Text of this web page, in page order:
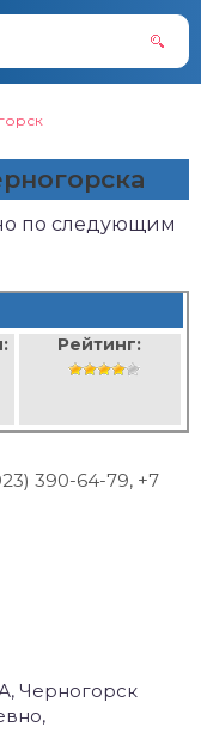
по следующим
Рейтинг:
390-64-79, +7
Черногорск